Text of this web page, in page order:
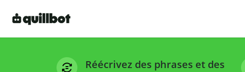
Réécrivez des phrases et des